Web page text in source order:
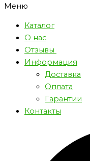
Меню
Каталог
О нас
Отзывы
Информация
Доставка
Оплата
Гарантии
Контакты